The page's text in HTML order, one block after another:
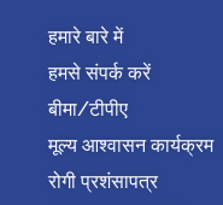
हमारे बारे में
हमसे संपर्क करें
बीमा/टीपीए
मूल्य आश्वासन कार्यक्रम
रोगी प्रशंसापत्र